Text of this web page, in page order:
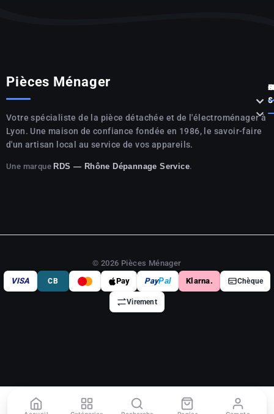
Pièces Ménager
Votre spécialiste de la pièce détachée et de l'électroménager à
Lyon. Une maison de confiance fondée en 1986, le savoir-faire
d'un artisan local au service de vos appareils.
Une marque RDS — Rhône Dépannage Service.




© 2026 Pièces Ménager
VISA
CB Pay PayPal Klarna. Chèque
Virement